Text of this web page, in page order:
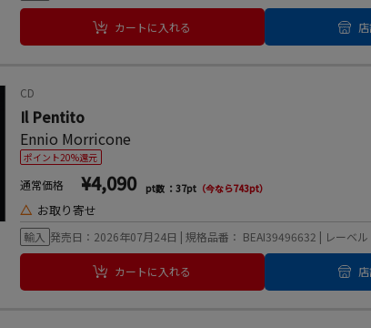
カートに入れる
CD
Il Pentito
Ennio Morricone
ポイント20%還元
通常価格 ¥4,090 pt数 ：37pt （今なら743pt）
△ お取り寄せ
輸入 発売日：2026年07月24日 | 規格品番： BEAI39496632 | レーベ
カートに入れる